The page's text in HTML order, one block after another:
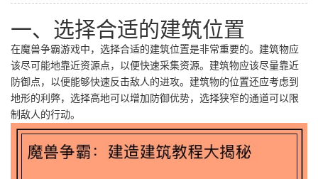
一、选择合适的建筑位置
在魔兽争霸游戏中，选择合适的建筑位置是非常重要的。建筑物应
该尽可能地靠近资源点，以便快速采集资源。建筑物应该尽量靠近
防御点，以便能够快速反击敌人的进攻。建筑物的位置还应考虑到
地形的利弊，选择高地可以增加防御优势，选择狭窄的通道可以限
制敌人的行动。